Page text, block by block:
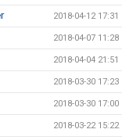
2018-04-12 17:31
2018-04-07 11:28
2018-04-04 21:51
2018-03-30 17:23
2018-03-30 17:00
2018-03-22 15:22